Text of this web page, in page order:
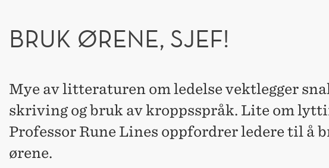
BRUK ØRENE, SJEF!
Mye av litteraturen om ledelse vektlegger
skriving og bruk av kroppsspråk. Lite om
Professor Rune Lines oppfordrer ledere til å
ørene.